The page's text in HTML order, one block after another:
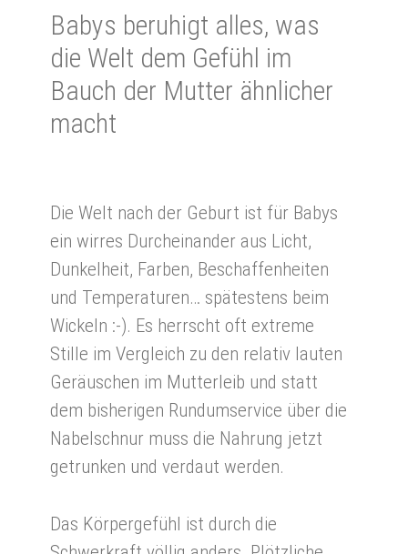
Babys be­ruhigt alles, was
die Welt dem Ge­fühl im
Bauch der Mut­ter ähn­li­cher
macht
Die Welt nach der Geburt ist für Babys
ein wirres Durcheinander aus Licht,
Dunkelheit, Farben, Beschaffenheiten
und Temperaturen… spätestens beim
Wickeln :-). Es herrscht oft extreme
Stille im Vergleich zu den relativ lauten
Geräuschen im Mutterleib und statt
dem bisherigen Rundumservice über die
Nabelschnur muss die Nahrung jetzt
getrunken und verdaut werden.
Das Körpergefühl ist durch die